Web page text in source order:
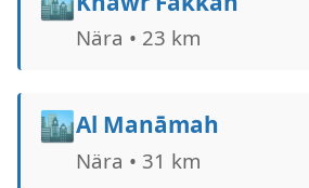
Nära • 23 km
🏙️Al Manāmah
Nära • 31 km